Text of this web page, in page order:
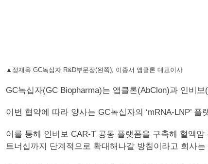
▲정재욱 GC녹십자 R&D부문장(왼쪽), 이종서 앱클론 대표이사
GC녹십자(GC Biopharma)는 앱클론(AbClon)과 인비
이번 협약에 따라 양사는 GC녹십자의 ‘mRNA-LNP’
이를 통해 인비보 CAR-T 공동 플랫폼을 구축해 혈액
트너십까지 단계적으로 확대해나갈 방침이라고 회사는